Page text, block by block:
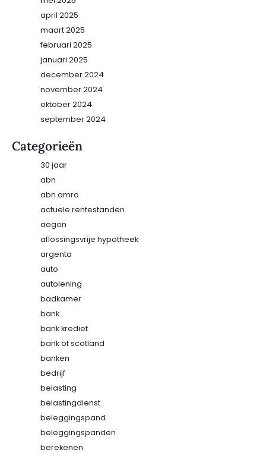
april 2025
maart 2025
februari 2025
januari 2025
december 2024
november 2024
oktober 2024
september 2024
Categorieën
30 jaar
abn
abn amro
actuele rentestanden
aegon
aflossingsvrije hypotheek
argenta
auto
autolening
badkamer
bank
bank krediet
bank of scotland
banken
bedrijf
belasting
belastingdienst
beleggingspand
beleggingspanden
berekenen